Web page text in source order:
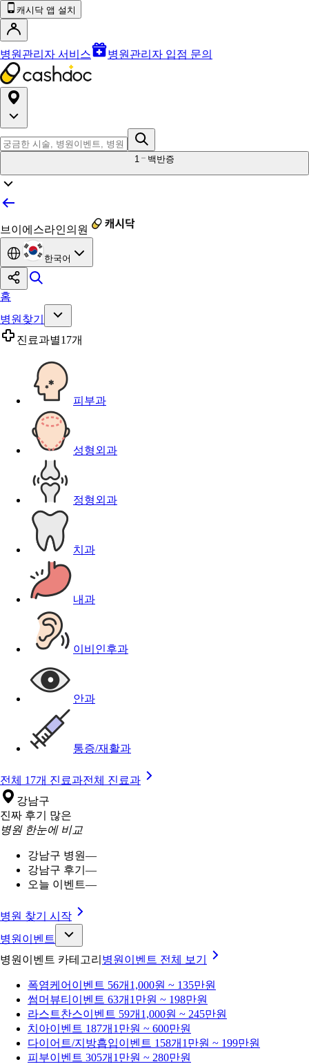
캐시닥 앱 설치
병원관리자 서비스 병원관리자 입점 문의
1 백반증
브이에스라인의원
한국어
홈
병원찾기
진료과별17개
피부과
성형외과
정형외과
치과
내과
이비인후과
안과
통증/재활과
전체 17개 진료과전체 진료과
강남구
진짜 후기 많은
병원 한눈에 비교
강남구 병원—
강남구 후기 —
오늘 이벤트—
병원 찾기 시작
병원이벤트
병원이벤트 카테고리 병원이벤트 전체 보기
폭염케어 이벤트 56개 1,000원 ~ 135만원
썸머뷰티 이벤트 63개 1만원 ~ 198만원
라스트찬스이벤트 59개 1,000원 ~ 245만원
치아이벤트 187개 1만원 ~ 600만원
다이어트/지방흡입이벤트 158개 1만원 ~ 199만원
피부이벤트 305개 1만원 ~ 280만원